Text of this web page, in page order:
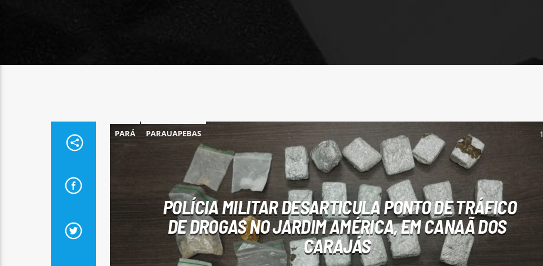
PARÁ PARAUAPEBAS 1
POLÍCIA MILITAR DESARTICULA PONTO DE TRÁFICO
DE DROGAS NO JARDIM AMÉRICA, EM CANAÃ DOS
CARAJÁS